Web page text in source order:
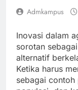
Admkampus
Inovasi dalam
sorotan
alternatif
Ketika harus
sebagai